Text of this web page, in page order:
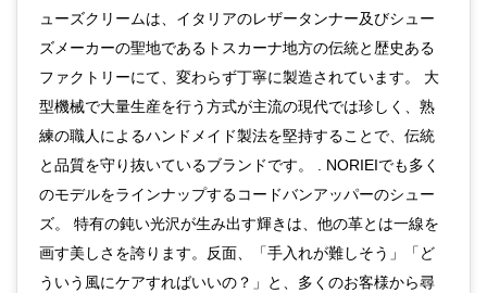
ューズクリームは、イタリアのレザータンナー及びシュー
ズメーカーの聖地であるトスカーナ地方の伝統と歴史ある
ファクトリーにて、変わらず丁寧に製造されています。 大
型機械で大量生産を行う方式が主流の現代では珍しく、熟
練の職人によるハンドメイド製法を堅持することで、伝統
と品質を守り抜いているブランドです。 . NORIEIでも多く
のモデルをラインナップするコードバンアッパーのシュー
ズ。 特有の鈍い光沢が生み出す輝きは、他の革とは一線を
画す美しさを誇ります。反面、「手入れが難しそう」「ど
ういう風にケアすればいいの？」と、多くのお客様から尋